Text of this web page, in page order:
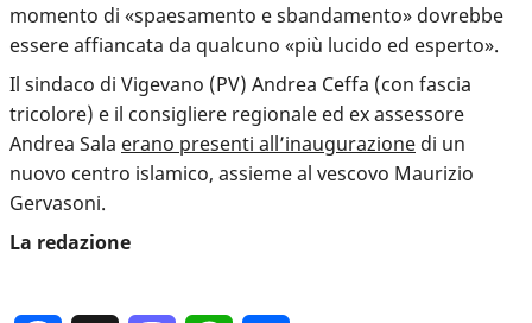
momento di «spaesamento e sbandamento» dovrebbe
essere affiancata da qualcuno «più lucido ed esperto».
Il sindaco di Vigevano (PV) Andrea Ceffa (con fascia
tricolore) e il consigliere regionale ed ex assessore
Andrea Sala erano presenti all’inaugurazione di un
nuovo centro islamico, assieme al vescovo Maurizio
Gervasoni.
La redazione